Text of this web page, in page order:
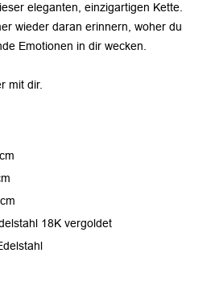
eleganten, einzigartigen Kette.
wieder daran erinnern, woher du
Emotionen in dir wecken.
mit dir.
18K vergoldet